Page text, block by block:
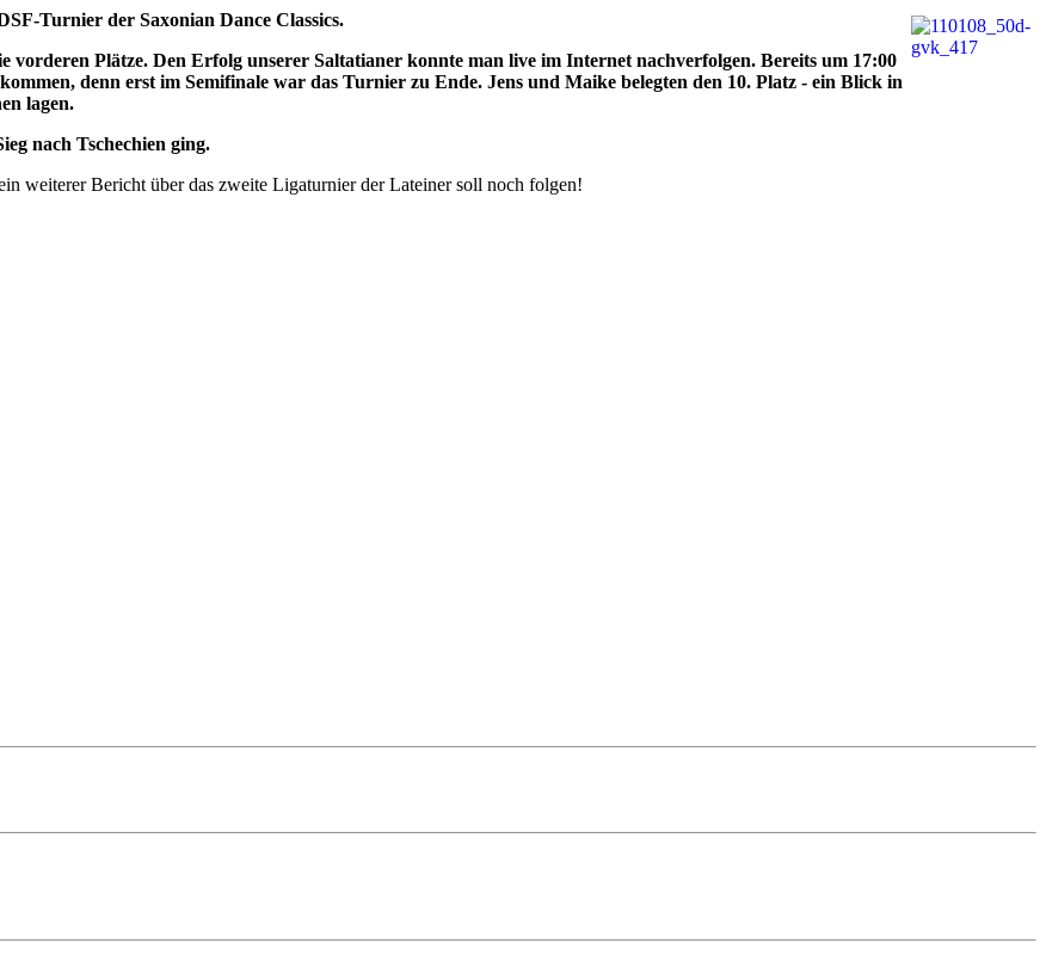
Turnier der Saxonian Dance Classics.
Plätze. Den Erfolg unserer Saltatianer konnte man live im Internet nachverfolgen. Bereits um 17:00
denn erst im Semifinale war das Turnier zu Ende. Jens und Maike belegten den 10. Platz - ein Blick in
lagen.
nach Tschechien ging.
weiterer Bericht über das zweite Ligaturnier der Lateiner soll noch folgen!